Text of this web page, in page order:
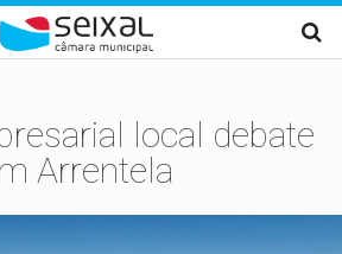
local debate
Arrentela